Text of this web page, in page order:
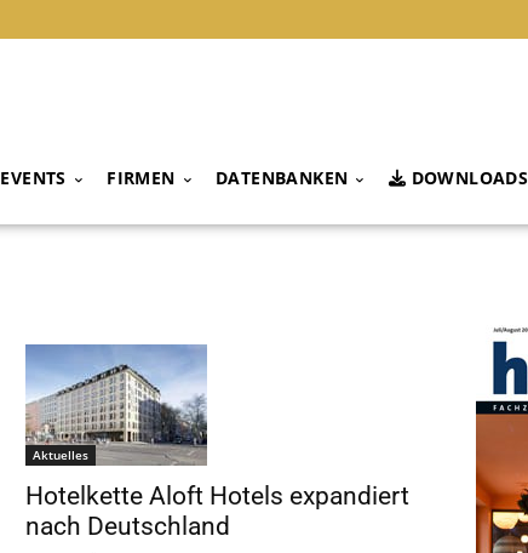
EVENTS FIRMEN DATENBANKEN DOWNLOADS
Aktuelles
Hotelkette Aloft Hotels expandiert
nach Deutschland